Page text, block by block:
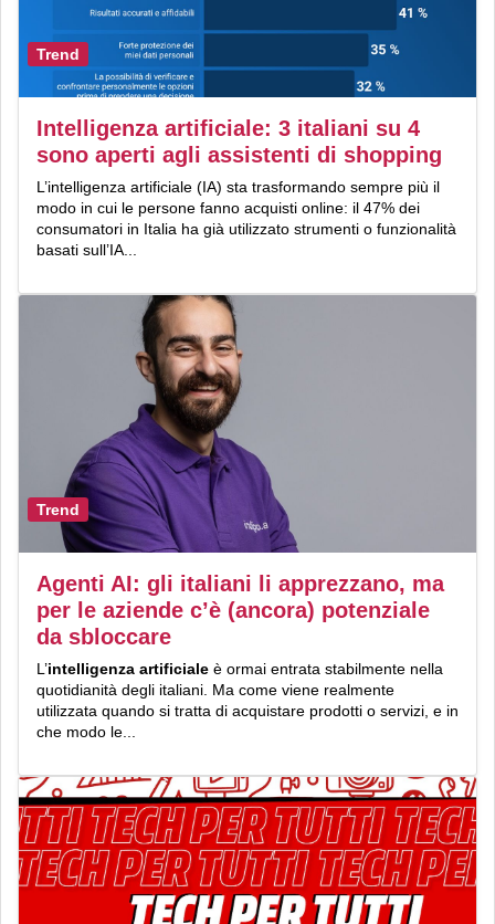
Trend
Intelligenza artificiale: 3 italiani su 4
sono aperti agli assistenti di shopping
L’intelligenza artificiale (IA) sta trasformando sempre più il
modo in cui le persone fanno acquisti online: il 47% dei
consumatori in Italia ha già utilizzato strumenti o funzionalità
basati sull’IA...
Trend
Agenti AI: gli italiani li apprezzano, ma
per le aziende c’è (ancora) potenziale
da sbloccare
L’intelligenza artificiale è ormai entrata stabilmente nella
quotidianità degli italiani. Ma come viene realmente
utilizzata quando si tratta di acquistare prodotti o servizi, e in
che modo le...